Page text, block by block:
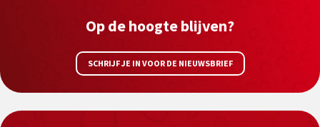
Op de hoogte blijven?
SCHRIJF JE IN VOOR DE NIEUWSBRIEF